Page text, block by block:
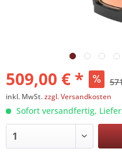
509,00 € *
inkl. MwSt.zzgl. Versandkosten
Sofort versandfertig,